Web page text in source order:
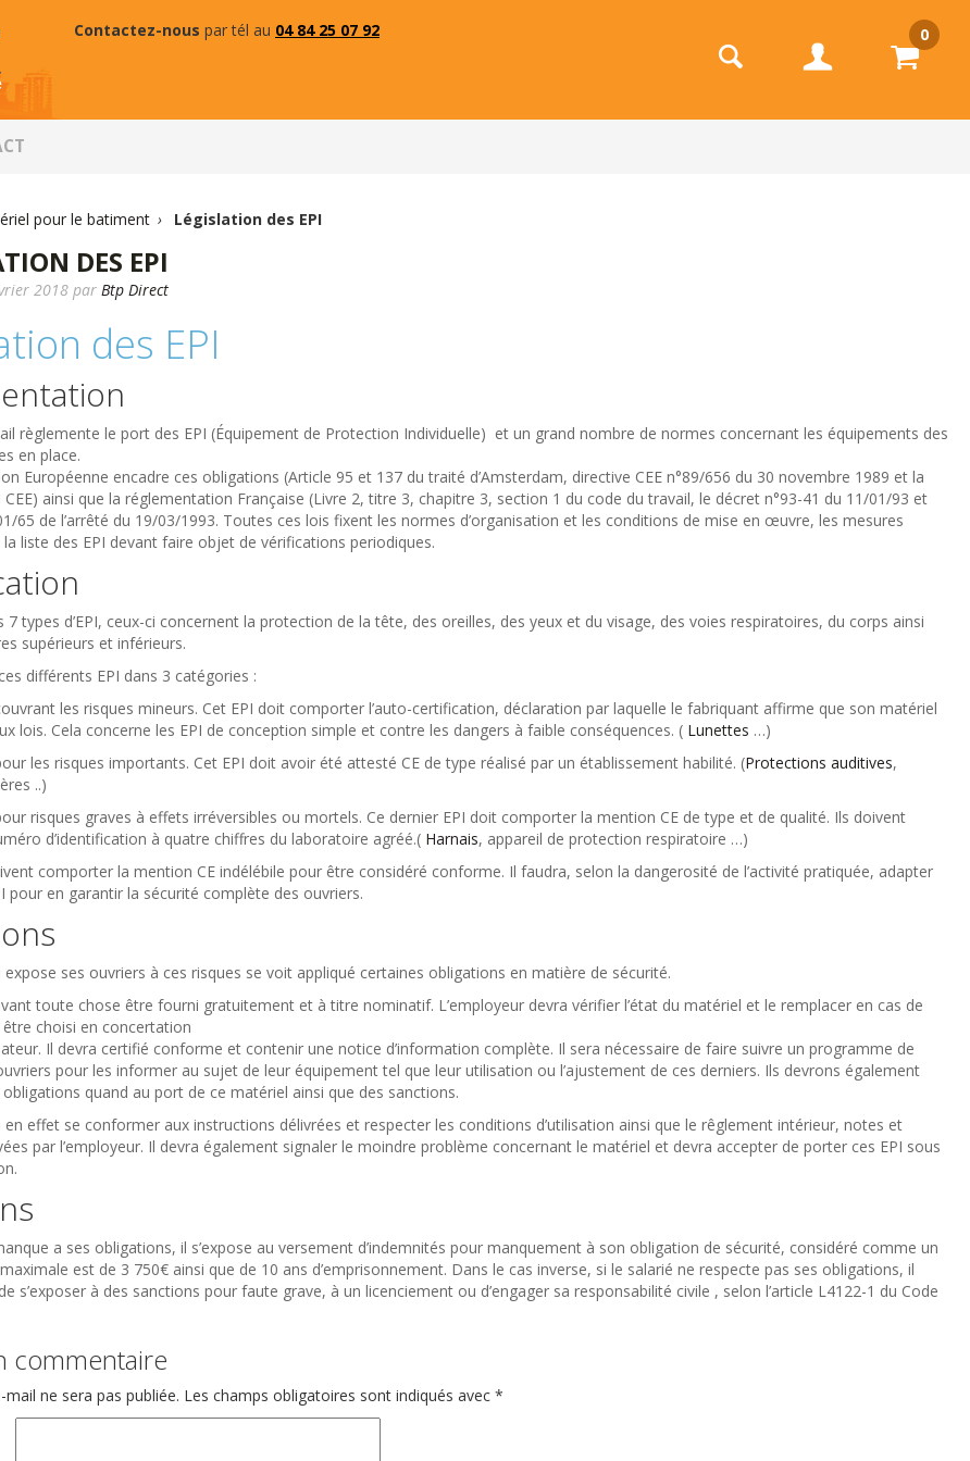
Contactez-nous par tél au 04 84 25 07 92 0
pour le batiment › Législation des EPI
DES EPI
2018 par Btp Direct
des EPI
règlemente le port des EPI (Équipement de Protection Individuelle) et un grand nombre de normes concernant les équipements des
en place.
Européenne encadre ces obligations (Article 95 et 137 du traité d’Amsterdam, directive CEE n°89/656 du 30 novembre 1989 et la
CEE) ainsi que la réglementation Française (Livre 2, titre 3, chapitre 3, section 1 du code du travail, le décret n°93-41 du 11/01/93 et
65 de l’arrêté du 19/03/1993. Toutes ces lois fixent les normes d’organisation et les conditions de mise en œuvre, les mesures
la liste des EPI devant faire objet de vérifications periodiques.
types d’EPI, ceux-ci concernent la protection de la tête, des oreilles, des yeux et du visage, des voies respiratoires, du corps ainsi
supérieurs et inférieurs.
différents EPI dans 3 catégories :
les risques mineurs. Cet EPI doit comporter l’auto-certification, déclaration par laquelle le fabriquant affirme que son matériel
lois. Cela concerne les EPI de conception simple et contre les dangers à faible conséquences. ( Lunettes …)
les risques importants. Cet EPI doit avoir été attesté CE de type réalisé par un établissement habilité. (Protections auditives,
..)
risques graves à effets irréversibles ou mortels. Ce dernier EPI doit comporter la mention CE de type et de qualité. Ils doivent
d’identification à quatre chiffres du laboratoire agréé.( Harnais, appareil de protection respiratoire …)
comporter la mention CE indélébile pour être considéré conforme. Il faudra, selon la dangerosité de l’activité pratiquée, adapter
pour en garantir la sécurité complète des ouvriers.
expose ses ouvriers à ces risques se voit appliqué certaines obligations en matière de sécurité.
toute chose être fourni gratuitement et à titre nominatif. L’employeur devra vérifier l’état du matériel et le remplacer en cas de
choisi en concertation
Il devra certifié conforme et contenir une notice d’information complète. Il sera nécessaire de faire suivre un programme de
pour les informer au sujet de leur équipement tel que leur utilisation ou l’ajustement de ces derniers. Ils devrons également
quand au port de ce matériel ainsi que des sanctions.
en effet se conformer aux instructions délivrées et respecter les conditions d’utilisation ainsi que le rêglement intérieur, notes et
par l’employeur. Il devra également signaler le moindre problème concernant le matériel et devra accepter de porter ces EPI sous
a ses obligations, il s’expose au versement d’indemnités pour manquement à son obligation de sécurité, considéré comme un
est de 3 750€ ainsi que de 10 ans d’emprisonnement. Dans le cas inverse, si le salarié ne respecte pas ses obligations, il
s’exposer à des sanctions pour faute grave, à un licenciement ou d’engager sa responsabilité civile , selon l’article L4122-1 du Code
commentaire
ne sera pas publiée. Les champs obligatoires sont indiqués avec *